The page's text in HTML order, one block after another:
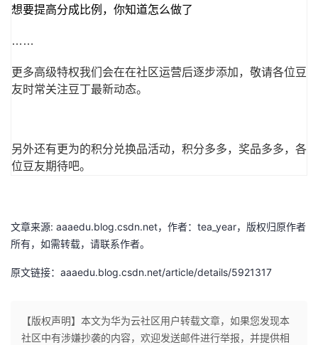
藏
想要提高分成比例，你知道怎么做了
……
更多高级特权我们会在在社区运营后逐步添加，敬请各位豆
友时常关注豆丁最新动态。
另外还有更为的积分兑换品活动，积分多多，奖品多多，各
位豆友期待吧。
文章来源: aaaedu.blog.csdn.net，作者：tea_year，版权归原作者
所有，如需转载，请联系作者。
原文链接：aaaedu.blog.csdn.net/article/details/5921317
【版权声明】本文为华为云社区用户转载文章，如果您发现本
社区中有涉嫌抄袭的内容，欢迎发送邮件进行举报，并提供相